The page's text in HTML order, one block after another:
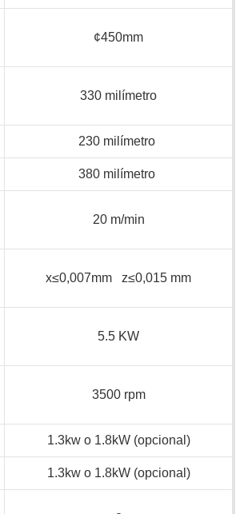
¢450mm
330 milímetro
230 milímetro
380 milímetro
20 m/min
x≤0,007mm z≤0,015 mm
5.5 KW
3500 rpm
1.3kw o 1.8kW (opcional)
1.3kw o 1.8kW (opcional)